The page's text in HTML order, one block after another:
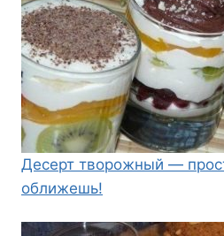
Десерт творожный —
оближешь!